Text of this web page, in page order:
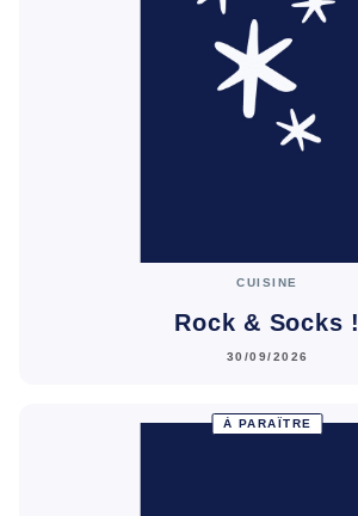
CUISINE
Rock & Socks !
30/09/2026
À PARAÎTRE